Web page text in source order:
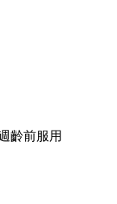
齡前服用